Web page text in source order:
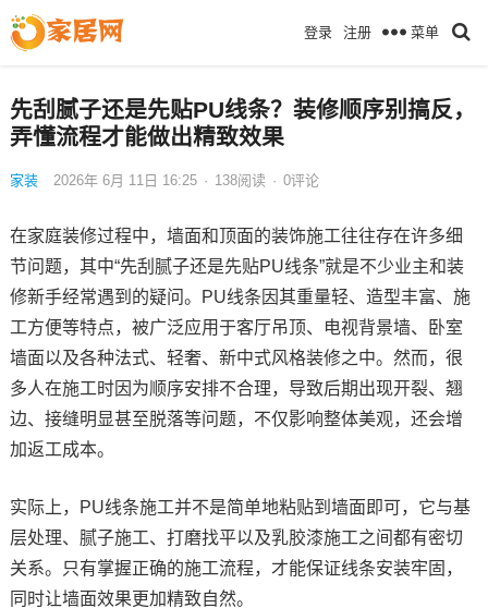
登录 注册 菜单
先刮腻子还是先贴PU线条？装修顺序别搞反，
弄懂流程才能做出精致效果
家装 2026年 6月 11日 16:25 · 138阅读 · 0评论
在家庭装修过程中，墙面和顶面的装饰施工往往存在许多细
节问题，其中“先刮腻子还是先贴PU线条”就是不少业主和装
修新手经常遇到的疑问。PU线条因其重量轻、造型丰富、施
工方便等特点，被广泛应用于客厅吊顶、电视背景墙、卧室
墙面以及各种法式、轻奢、新中式风格装修之中。然而，很
多人在施工时因为顺序安排不合理，导致后期出现开裂、翘
边、接缝明显甚至脱落等问题，不仅影响整体美观，还会增
加返工成本。
实际上，PU线条施工并不是简单地粘贴到墙面即可，它与基
层处理、腻子施工、打磨找平以及乳胶漆施工之间都有密切
关系。只有掌握正确的施工流程，才能保证线条安装牢固，
同时让墙面效果更加精致自然。